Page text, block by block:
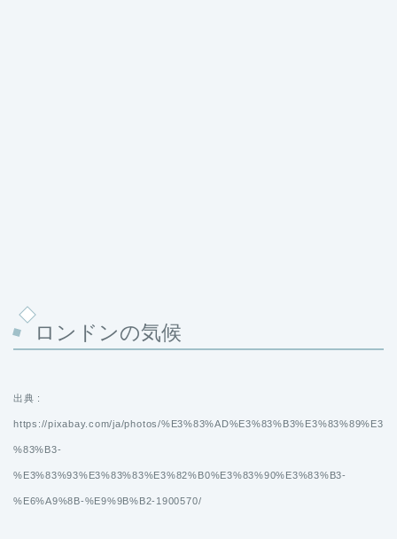
ロンドンの気候
出典 :
https://pixabay.com/ja/photos/%E3%83%AD%E3%83%B3%E3%83%89%E3
%83%B3-
%E3%83%93%E3%83%83%E3%82%B0%E3%83%90%E3%83%B3-
%E6%A9%8B-%E9%9B%B2-1900570/